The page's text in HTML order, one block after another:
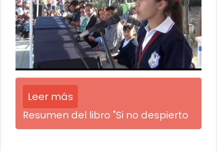
Leer más
Resumen del libro "Si no despierto